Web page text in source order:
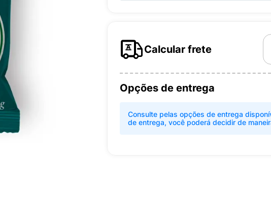
Calcular frete
Opções de entrega
Consulte pelas opções de entrega
de entrega, você poderá decidir de